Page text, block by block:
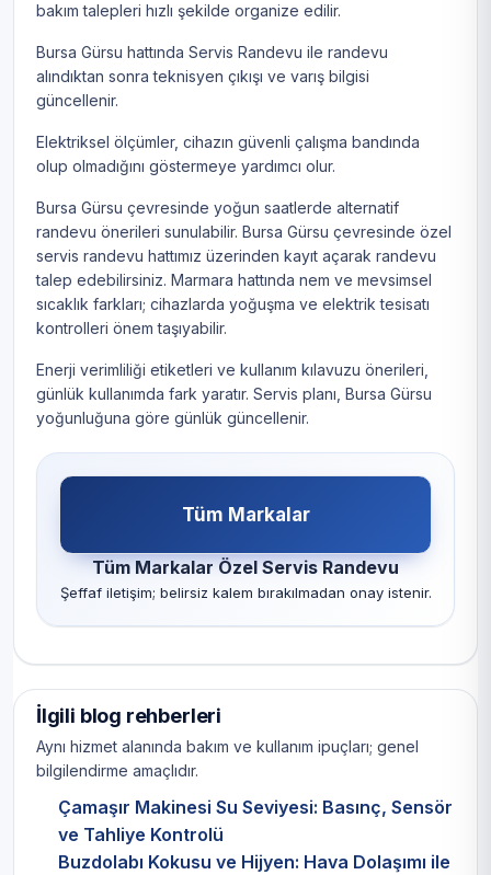
bakım talepleri hızlı şekilde organize edilir.
Bursa Gürsu hattında Servis Randevu ile randevu
alındıktan sonra teknisyen çıkışı ve varış bilgisi
güncellenir.
Elektriksel ölçümler, cihazın güvenli çalışma bandında
olup olmadığını göstermeye yardımcı olur.
Bursa Gürsu çevresinde yoğun saatlerde alternatif
randevu önerileri sunulabilir. Bursa Gürsu çevresinde özel
servis randevu hattımız üzerinden kayıt açarak randevu
talep edebilirsiniz. Marmara hattında nem ve mevsimsel
sıcaklık farkları; cihazlarda yoğuşma ve elektrik tesisatı
kontrolleri önem taşıyabilir.
Enerji verimliliği etiketleri ve kullanım kılavuzu önerileri,
günlük kullanımda fark yaratır. Servis planı, Bursa Gürsu
yoğunluğuna göre günlük güncellenir.
Tüm Markalar
Tüm Markalar Özel Servis Randevu
Şeffaf iletişim; belirsiz kalem bırakılmadan onay istenir.
İlgili blog rehberleri
Aynı hizmet alanında bakım ve kullanım ipuçları; genel
bilgilendirme amaçlıdır.
Çamaşır Makinesi Su Seviyesi: Basınç, Sensör
ve Tahliye Kontrolü
Buzdolabı Kokusu ve Hijyen: Hava Dolaşımı ile